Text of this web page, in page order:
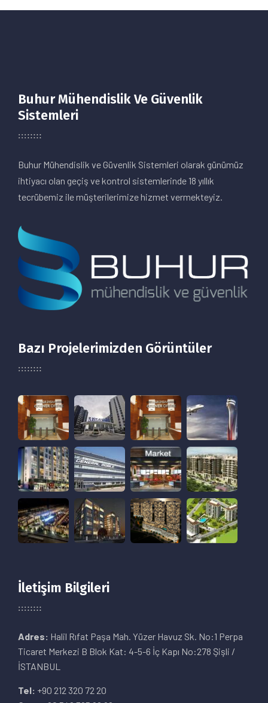
Buhur Mühendislik Ve Güvenlik
Sistemleri
Buhur Mühendislik ve Güvenlik Sistemleri olarak günümüz
ihtiyacı olan geçiş ve kontrol sistemlerinde 18 yıllık
tecrübemiz ile müşterilerimize hizmet vermekteyiz.
Bazı Projelerimizden Görüntüler
İletişim Bilgileri
Adres: Halil Rıfat Paşa Mah. Yüzer Havuz Sk. No:1 Perpa
Ticaret Merkezi B Blok Kat: 4-5-6 İç Kapı No:278 Şişli /
İSTANBUL
Tel: +90 212 320 72 20